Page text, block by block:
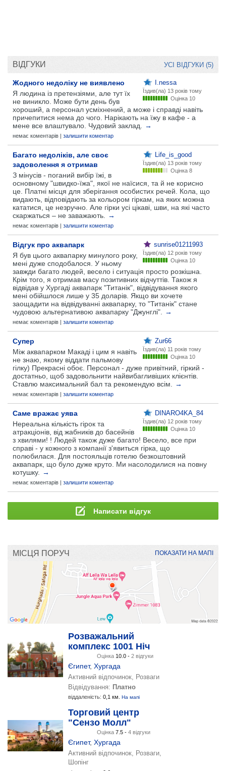
ВІДГУКИ УСІ ВІДГУКИ (5)
I.nessa
Їздив(ла) 13 років тому
Оцінка 10
Жодного недоліку не виявлено
Я людина із претензіями, але тут їх
не виникло. Може бути день був
хороший, а персонал усміхнений, а може і справді навіть
причепитися нема до чого. Нарікають на їжу в кафе - а
мене все влаштувало. Чудовий заклад.
→
немає коментарів | залишити коментар
Life_is_good
Їздив(ла) 13 років тому
Оцінка 8
Багато недоліків, але своє
задоволення я отримав
З мінусів - поганий вибір їжі, в
основному "швидко-їжа", якої не наїсися, та й не корисно
це. Платні місця для зберігання особистих речей. Кола, що
видають, відповідають за кольором гіркам, на яких можна
кататися, це незручно. Але гірки усі цікаві, шви, на які часто
скаржаться – не заважають.
→
немає коментарів | залишити коментар
sunrise01211993
Їздив(ла) 12 років тому
Оцінка 10
Відгук про аквапарк
Я був цього аквапарку минулого року,
мені дуже сподобалося. У ньому
завжди багато людей, весело і ситуація просто розкішна.
Крім того, я отримав масу позитивних відчуттів. Також я
відвідав у Хургаді аквапарк "Титанік", відвідування якого
мені обійшлося лише у 35 доларів. Якщо ви хочете
заощадити на відвідуванні аквапарку, то "Титанік" стане
чудовою альтернативою аквапарку "Джунглі".
→
немає коментарів | залишити коментар
Zur66
Їздив(ла) 11 років тому
Оцінка 10
Супер
Між аквапарком Макаді і цим я навіть
не знаю, якому віддати пальмову
гілку) Прекрасні обоє. Персонал - дуже привітний, гіркий -
достатньо, щоб задовольнити найвибагливіших клієнтів.
Ставлю максимальний бал та рекомендую всім.
→
немає коментарів | залишити коментар
DINARO4KA_84
Їздив(ла) 12 років тому
Оцінка 10
Саме вражає уява
Нереальна кількість гірок та
атракціонів, від жабників до басейнів
з хвилями! ! Людей також дуже багато! Весело, все при
справі - у кожного з компанії з'явиться гірка, що
полюбилася. Для постояльців готелю безкоштовний
аквапарк, що було дуже круто. Ми насолодилися на повну
котушку.
→
немає коментарів | залишити коментар
Написати відгук
МІСЦЯ ПОРУЧ ПОКАЗАТИ НА МАПІ
Розважальний
комплекс 1001 Ніч
Оцінка 10.0 - 2 відгуки
Єгипет, Хургада
Активний відпочинок, Розваги
Відвідування: Платно
віддаленість: 0,1 км. На мапі
Торговий центр
"Сензо Молл"
Оцінка 7.5 - 4 відгуки
Єгипет, Хургада
Активний відпочинок, Розваги,
Шопінг